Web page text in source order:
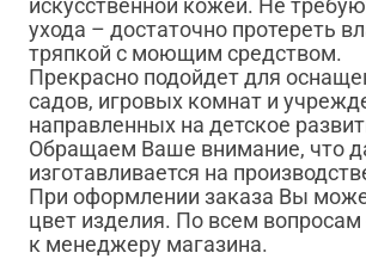
искусственной кожей. Не
ухода – достаточно протереть
тряпкой с моющим средством.
Прекрасно подойдет для
садов, игровых комнат и
направленных на детское
Обращаем Ваше внимание, что
изготавливается на
При оформлении заказа Вы
цвет изделия. По всем
к менеджеру магазина.